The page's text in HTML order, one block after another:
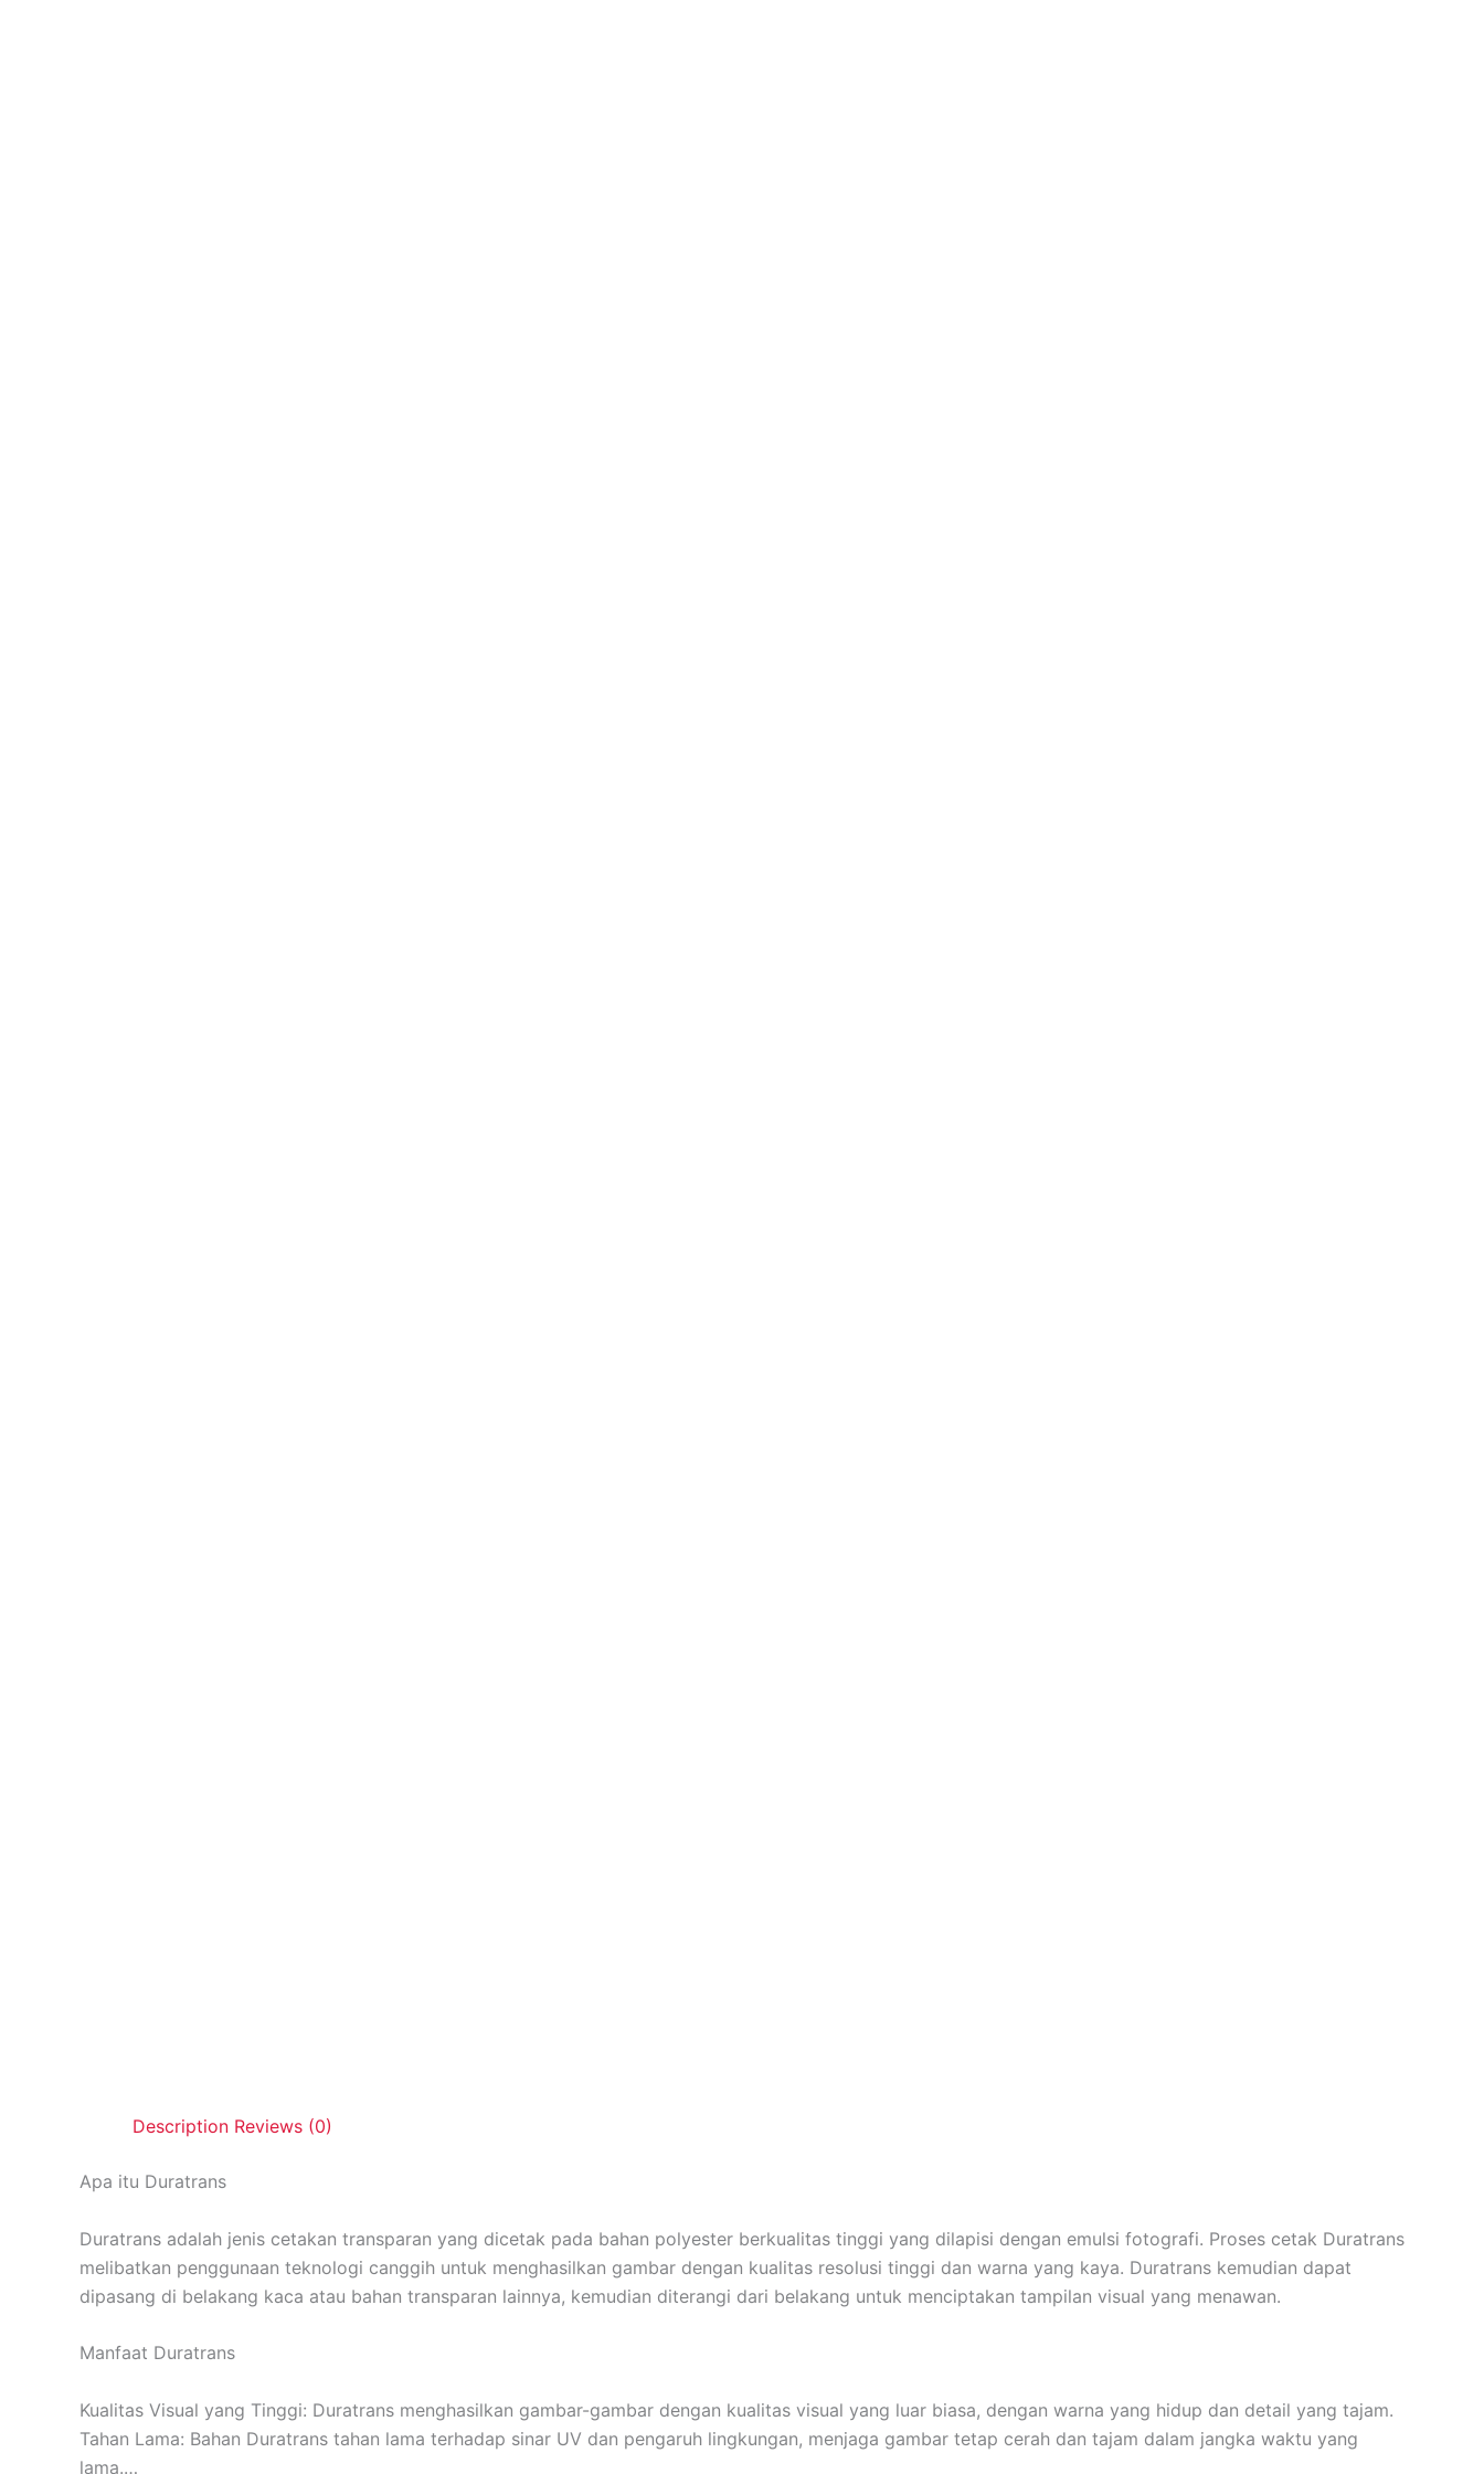
Description Reviews (0)
Apa itu Duratrans
Duratrans adalah jenis cetakan transparan yang dicetak pada bahan polyester berkualitas tinggi yang dilapisi dengan emulsi fotografi. Proses cetak Duratrans
melibatkan penggunaan teknologi canggih untuk menghasilkan gambar dengan kualitas resolusi tinggi dan warna yang kaya. Duratrans kemudian dapat
dipasang di belakang kaca atau bahan transparan lainnya, kemudian diterangi dari belakang untuk menciptakan tampilan visual yang menawan.
Manfaat Duratrans
Kualitas Visual yang Tinggi: Duratrans menghasilkan gambar-gambar dengan kualitas visual yang luar biasa, dengan warna yang hidup dan detail yang tajam.
Tahan Lama: Bahan Duratrans tahan lama terhadap sinar UV dan pengaruh lingkungan, menjaga gambar tetap cerah dan tajam dalam jangka waktu yang
lama.